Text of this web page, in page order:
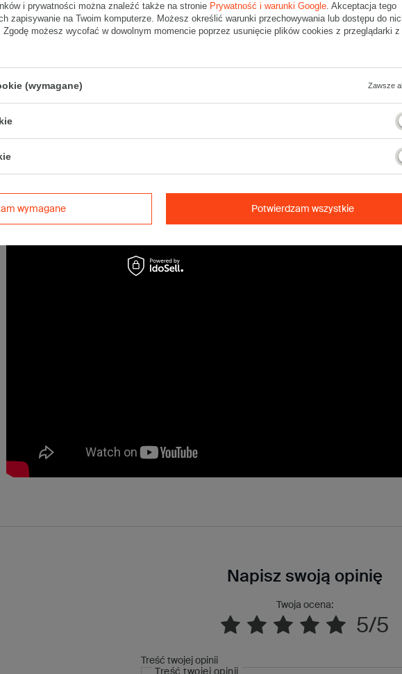
• Pocztex S
Maksymalna waga paczki -31,5kg
Napisz swoją opinię
Twoja ocena:
5/5
Treść twojej opinii
Treść twojej opinii
i prywatności można znaleźć także na stronie Prywatność i warunki Google. Akceptacja tego
zapisywanie na Twoim komputerze. Możesz określić warunki przechowywania lub dostępu do
Zgodę możesz wycofać w dowolnym momencie poprzez usunięcie plików cookies z przeglądarki z
(wymagane) Zawsze
wymagane Potwierdzam wszystkie